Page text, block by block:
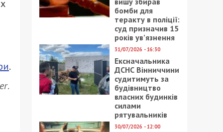
.
.
бомби для
теракту в поліції:
суд призначив 15
років ув’язнення
31/07/2026 - 16:30
Ексначальника
ДСНС Вінниччини
судитимуть за
будівництво
власних будинків
силами
рятувальників
30/07/2026 - 12:00